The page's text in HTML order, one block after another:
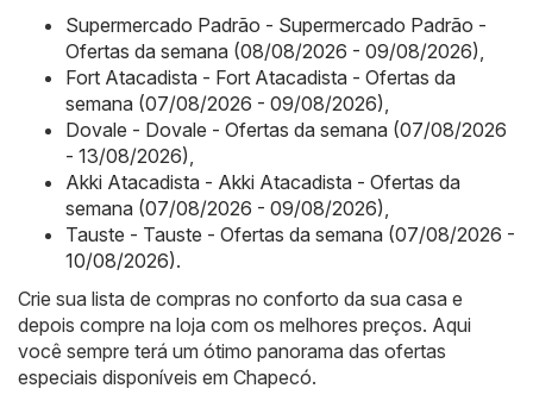
Supermercado Padrão - Supermercado Padrão -
Ofertas da semana (08/08/2026 - 09/08/2026)
Fort Atacadista - Fort Atacadista - Ofertas da
semana (07/08/2026 - 09/08/2026)
Dovale - Dovale - Ofertas da semana (07/08/2026
- 13/08/2026)
Akki Atacadista - Akki Atacadista - Ofertas da
semana (07/08/2026 - 09/08/2026)
Tauste - Tauste - Ofertas da semana (07/08/2026 -
10/08/2026).
Crie sua lista de compras no conforto da sua casa e
depois compre na loja com os melhores preços. Aqui
você sempre terá um ótimo panorama das ofertas
especiais disponíveis em Chapecó.